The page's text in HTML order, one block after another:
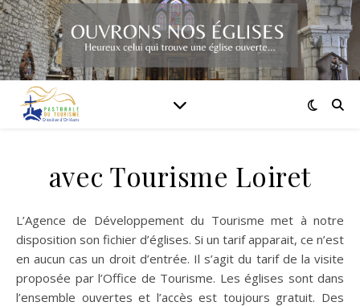
avec Tourisme Loiret
L’Agence de Développement du Tourisme met à notre
disposition son fichier d’églises. Si un tarif apparait, ce n’est
en aucun cas un droit d’entrée. Il s’agit du tarif de la visite
proposée par l’Office de Tourisme. Les églises sont dans
l’ensemble ouvertes et l’accès est toujours gratuit. Des